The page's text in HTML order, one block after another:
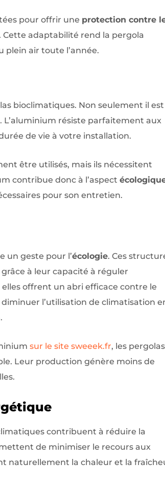
pour offrir une protection contre
adaptabilité rend la pergola
air toute l’année.
bioclimatiques. Non seulement il est
. L’aluminium résiste parfaitement aux
de vie à votre installation.
être utilisés, mais ils nécessitent
contribue donc à l’aspect
pour son entretien.
un geste pour l’écologie. Ces
à leur capacité à réguler
offrent un abri efficace contre le
l’utilisation de climatisation
sur le site sweeek.fr, les pergolas
Leur production génère moins de
contribuent à réduire la
de minimiser le recours aux
naturellement la chaleur et la